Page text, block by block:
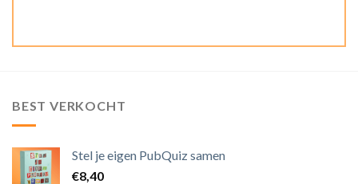
BEST VERKOCHT
Stel je eigen PubQuiz samen
€8,40